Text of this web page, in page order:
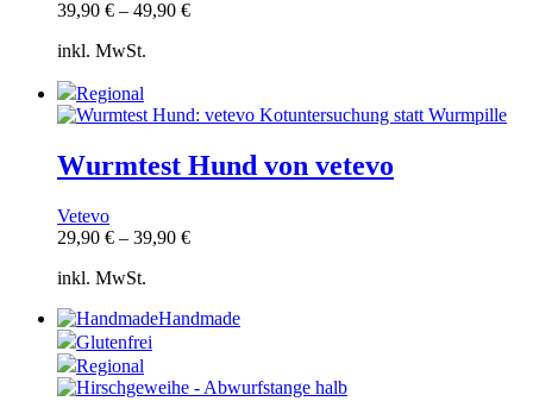
39,90 € – 49,90 €
inkl. MwSt.
Regional
Wurmtest Hund von vetevo
Vetevo
29,90 € – 39,90 €
inkl. MwSt.
Handmade
Glutenfrei
Regional